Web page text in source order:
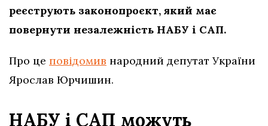
реєструють законопроєкт, який має
повернути незалежність НАБУ і САП.
Про це повідомив народний депутат України
Ярослав Юрчишин.
НАБУ і САП можуть